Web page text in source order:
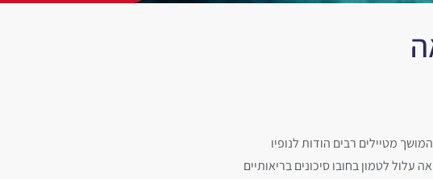
מטיילים רבים הודות לנופיו
עלול לטמון בחובו סיכונים בריאותיים